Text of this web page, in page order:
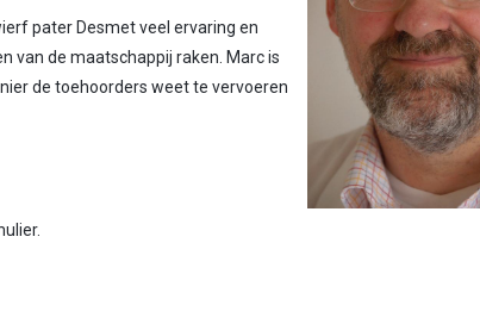
pater Desmet veel ervaring en
van de maatschappij raken. Marc is
de toehoorders weet te vervoeren